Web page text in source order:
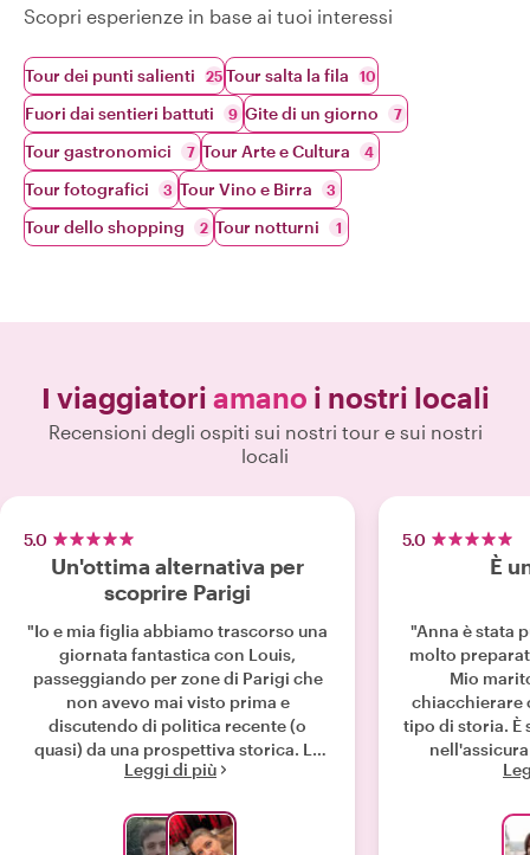
Scopri esperienze in base ai tuoi interessi
Tour dei punti salienti 25 Tour salta la fila 10
Fuori dai sentieri battuti 9 Gite di un giorno 7
Tour gastronomici 7 Tour Arte e Cultura 4
Tour fotografici 3 Tour Vino e Birra 3
Tour dello shopping 2 Tour notturni 1
I viaggiatori amano i nostri locali
Recensioni degli ospiti sui nostri tour e sui nostri
locali
5.0
Un'ottima alternativa per
scoprire Parigi
"Io e mia figlia abbiamo trascorso una
giornata fantastica con Louis,
passeggiando per zone di Parigi che
non avevo mai visto prima e
discutendo di politica recente (o
quasi) da una prospettiva storica. La
sua conoscenza della lunga e
ammirevole ed è arricchita da dettagli
storici specifici relativi agli edifici e
Leggi di più
5.0
È
"Anna è stata
molto
Mio
chiacchierare
tipo di storia. È
luoghi di
d'ore in